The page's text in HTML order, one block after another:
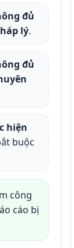
đủ
lý.
đủ
hiện
buộc
công
cáo bị